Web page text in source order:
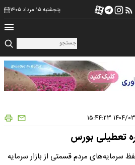
پنجشنبه ۱۵ مرداد ۱۴۰۵
تعطیلی بورس
مردم قسمتی از بازار سرمایه